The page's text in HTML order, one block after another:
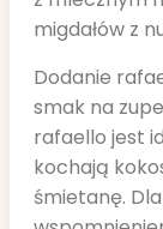
migdałów z
Dodanie
smak na
rafaello jest
kochają
śmietanę.